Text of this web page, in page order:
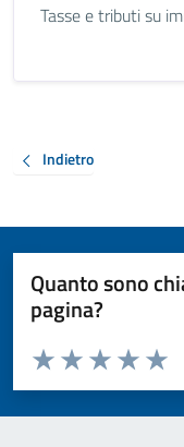
Tasse e tributi su
Indietro
Quanto sono
pagina?
Valuta da 1 a 5 stelle la
Valuta 4
Valuta 3
Valuta 2 stelle
Valuta 1 stelle su 5